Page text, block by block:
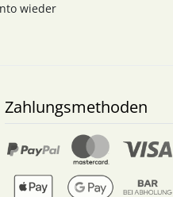
wieder
Zahlungsmethoden